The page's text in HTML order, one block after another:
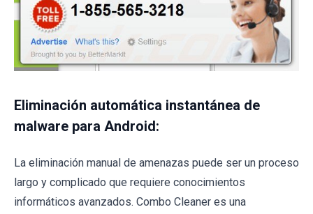
Eliminación automática instantánea de
malware para Android:
La eliminación manual de amenazas puede ser un proceso
largo y complicado que requiere conocimientos
informáticos avanzados. Combo Cleaner es una